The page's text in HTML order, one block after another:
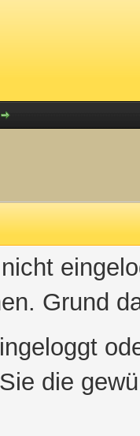
Grund
die